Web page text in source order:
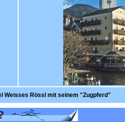
Weisses Rössl mit seinem "Zugpferd"